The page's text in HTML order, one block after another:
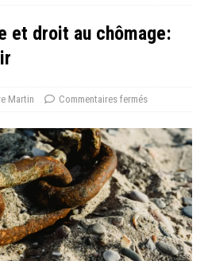
et droit au chômage:
Martin Commentaires fermés